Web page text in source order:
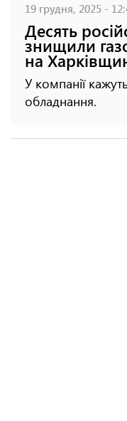
19 грудня, 2025 -
Десять
знищили
на
У компанії
обладнання.